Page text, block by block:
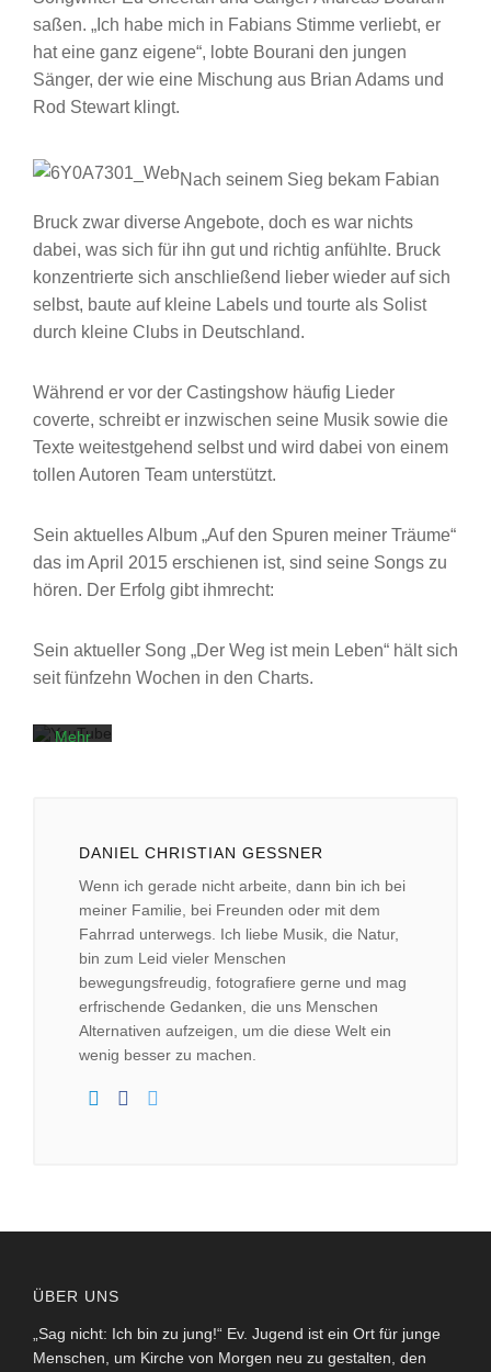
saßen. „Ich habe mich in Fabians Stimme verliebt, er
hat eine ganz eigene“, lobte Bourani den jungen
Sänger, der wie eine Mischung aus Brian Adams und
Rod Stewart klingt.
Nach seinem Sieg bekam Fabian
Bruck zwar diverse Angebote, doch es war nichts
dabei, was sich für ihn gut und richtig anfühlte. Bruck
konzentrierte sich anschließend lieber wieder auf sich
selbst, baute auf kleine Labels und tourte als Solist
durch kleine Clubs in Deutschland.
Während er vor der Castingshow häufig Lieder
coverte, schreibt er inzwischen seine Musik sowie die
Texte weitestgehend selbst und wird dabei von einem
tollen Autoren Team unterstützt.
Sein aktuelles Album „Auf den Spuren meiner Träume“
das im April 2015 erschienen ist, sind seine Songs zu
hören. Der Erfolg gibt ihmrecht:
Sein aktueller Song „Der Weg ist mein Leben“ hält sich
seit fünfzehn Wochen in den Charts.
Mit
Laden
akzeptieren
Datenschutzerklärung
Mehr
immer
entsperren
DANIEL CHRISTIAN GESSNER
Wenn ich gerade nicht arbeite, dann bin ich bei
meiner Familie, bei Freunden oder mit dem
Fahrrad unterwegs. Ich liebe Musik, die Natur,
bin zum Leid vieler Menschen
bewegungsfreudig, fotografiere gerne und mag
erfrischende Gedanken, die uns Menschen
Alternativen aufzeigen, um die diese Welt ein
wenig besser zu machen.
ÜBER UNS
„Sag nicht: Ich bin zu jung!“ Ev. Jugend ist ein Ort für junge
Menschen, um Kirche von Morgen neu zu gestalten, den